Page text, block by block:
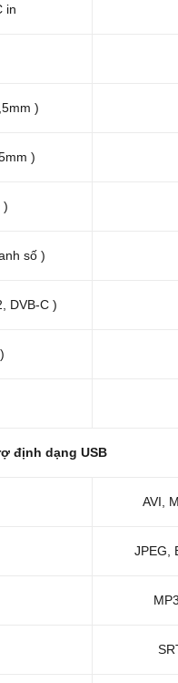
in
)
)
)
số )
DVB-C )
định dạng USB
AVI,
JPEG,